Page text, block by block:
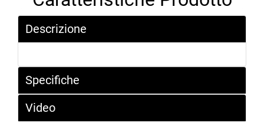
Descrizione
Specifiche
Video